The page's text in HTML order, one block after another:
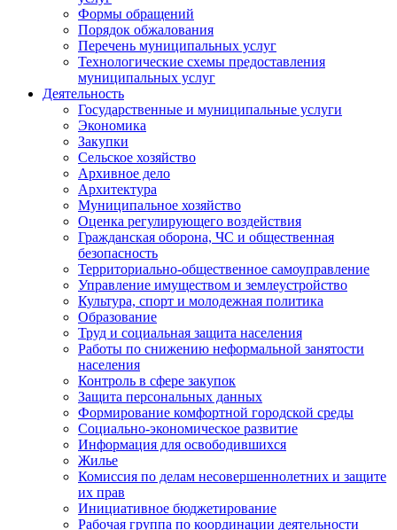
Формы обращений
Порядок обжалования
Перечень муниципальных услуг
Технологические схемы предоставления
муниципальных услуг
Деятельность
Государственные и муниципальные услуги
Экономика
Закупки
Сельское хозяйство
Архивное дело
Архитектура
Муниципальное хозяйство
Оценка регулирующего воздействия
Гражданская оборона, ЧС и общественная
безопасность
Территориально-общественное самоуправление
Управление имуществом и землеустройство
Культура, спорт и молодежная политика
Образование
Труд и социальная защита населения
Работы по снижению неформальной занятости
населения
Контроль в сфере закупок
Защита персональных данных
Формирование комфортной городской среды
Социально-экономическое развитие
Информация для освободившихся
Жилье
Комиссия по делам несовершеннолетних и защите
их прав
Инициативное бюджетирование
Рабочая группа по координации деятельности